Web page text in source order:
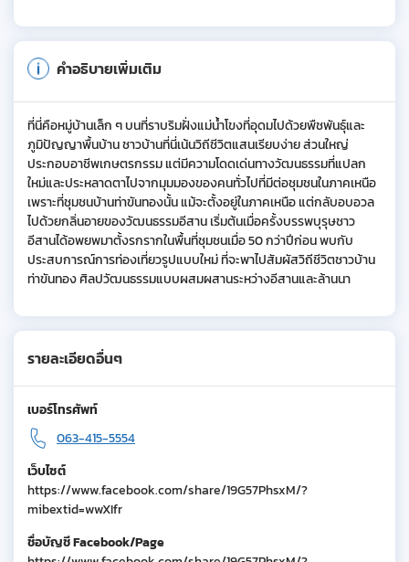
คำอธิบายเพิ่มเติม
ที่นี่คือหมู่บ้านเล็ก ๆ บนที่ราบริมฝั่งแม่น้ำโขงที่อุดมไปด้วยพืชพันธุ์และ
ภูมิปัญญาพื้นบ้าน ชาวบ้านที่นี่เน้นวิถีชีวิตแสนเรียบง่าย ส่วนใหญ่
ประกอบอาชีพเกษตรกรรม แต่มีความโดดเด่นทางวัฒนธรรมที่แปลก
ใหม่และประหลาดตาไปจากมุมมองของคนทั่วไปที่มีต่อชุมชนในภาคเหนือ
เพราะที่ชุมชนบ้านท่าขันทองนั้น แม้จะตั้งอยู่ในภาคเหนือ แต่กลับอบอวล
ไปด้วยกลิ่นอายของวัฒนธรรมอีสาน เริ่มต้นเมื่อครั้งบรรพบุรุษชาว
อีสานได้อพยพมาตั้งรกรากในพื้นที่ชุมชนเมื่อ 50 กว่าปีก่อน พบกับ
ประสบการณ์การท่องเที่ยวรูปแบบใหม่ ที่จะพาไปสัมผัสวิถีชีวิตชาวบ้าน
ท่าขันทอง ศิลปวัฒนธรรมแบบผสมผสานระหว่างอีสานและล้านนา
รายละเอียดอื่นๆ
เบอร์โทรศัพท์
063-415-5554
เว็บไซต์
https://www.facebook.com/share/19G57PhsxM/?
mibextid=wwXIfr
ชื่อบัญชี Facebook/Page